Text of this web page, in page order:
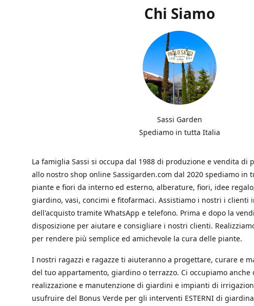
Chi Siamo
Sassi Garden
Spediamo in tutta Italia
La famiglia Sassi si occupa dal 1988 di produzione e vendita di
allo nostro shop online Sassigarden.com dal 2020 spediamo in
piante e fiori da interno ed esterno, alberature, fiori, idee
giardino, vasi, concimi e fitofarmaci. Assistiamo i nostri i clienti
dell'acquisto tramite WhatsApp e telefono. Prima e dopo la
disposizione per aiutare e consigliare i nostri clienti.
per rendere più semplice ed amichevole la cura delle piante.
I nostri ragazzi e ragazze ti aiuteranno a progettare, curare e
del tuo appartamento, giardino o terrazzo. Ci occupiamo anche
realizzazione e manutenzione di giardini e impianti di
usufruire del Bonus Verde per gli interventi ESTERNI di